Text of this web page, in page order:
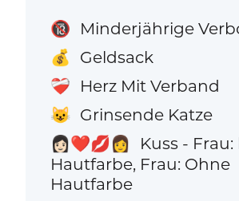
🔞 Minderjährige
💰 Geldsack
❤️‍🩹 Herz Mit Verband
😺 Grinsende Katze
👩🏻‍❤️‍💋‍👩
Kuss - Frau:
Hautfarbe, Frau: Ohne
Hautfarbe